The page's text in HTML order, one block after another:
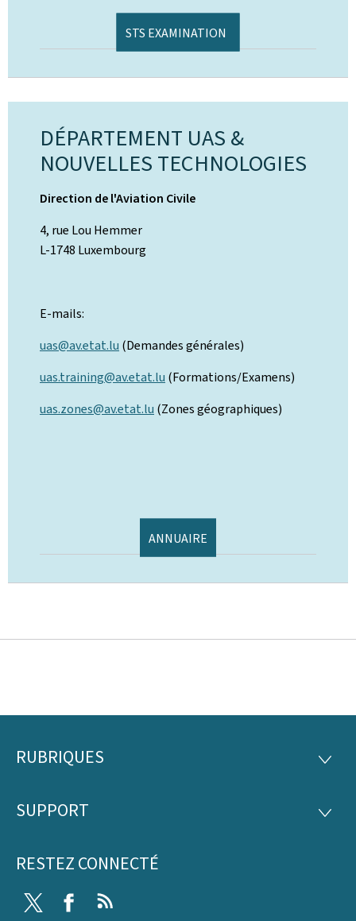
STS EXAMINATION
DÉPARTEMENT UAS &
NOUVELLES TECHNOLOGIES
Direction de l'Aviation Civile
4, rue Lou Hemmer
L-1748 Luxembourg
E-mails:
uas@av.etat.lu (Demandes générales)
uas.training@av.etat.lu (Formations/Examens)
uas.zones@av.etat.lu (Zones géographiques)
ANNUAIRE
Pied
page
RUBRIQUES
SUPPORT
RESTEZ CONNECTÉ
Twitter Facebook